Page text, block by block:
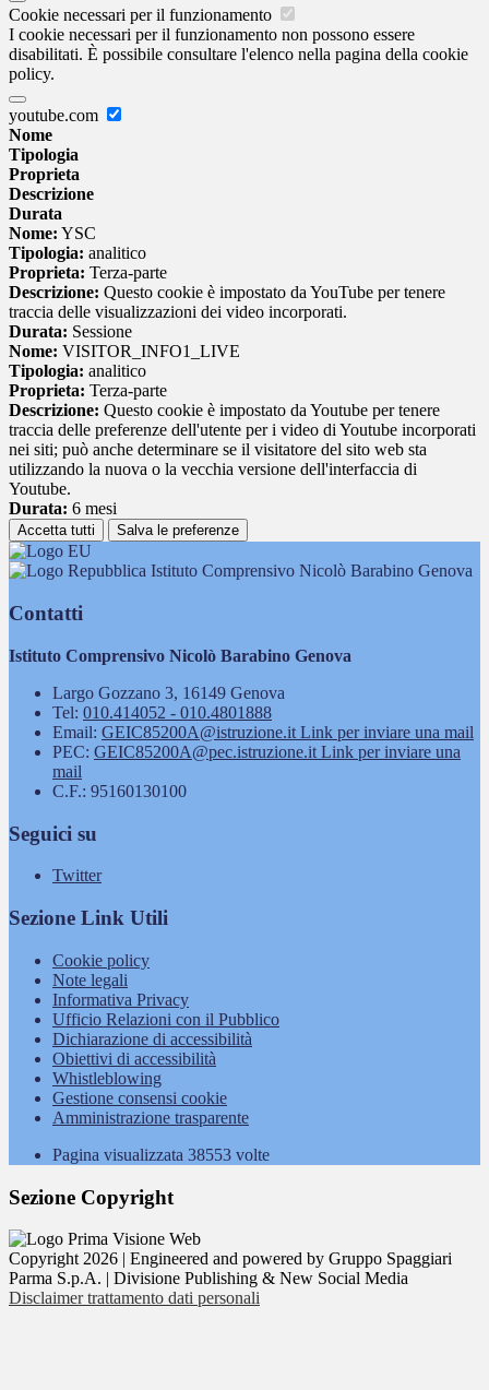
Cookie necessari per il funzionamento
I cookie necessari per il funzionamento non possono essere
disabilitati. È possibile consultare l'elenco nella pagina della cookie
policy.
youtube.com
Nome
Tipologia
Proprieta
Descrizione
Durata
Nome: YSC
Tipologia: analitico
Proprieta: Terza-parte
Descrizione: Questo cookie è impostato da YouTube per tenere
traccia delle visualizzazioni dei video incorporati.
Durata: Sessione
Nome: VISITOR_INFO1_LIVE
Tipologia: analitico
Proprieta: Terza-parte
Descrizione: Questo cookie è impostato da Youtube per tenere
traccia delle preferenze dell'utente per i video di Youtube incorporati
nei siti; può anche determinare se il visitatore del sito web sta
utilizzando la nuova o la vecchia versione dell'interfaccia di
Youtube.
Durata: 6 mesi
Accetta tutti Salva le preferenze
Istituto Comprensivo Nicolò Barabino Genova
Contatti
Istituto Comprensivo Nicolò Barabino Genova
Largo Gozzano 3, 16149 Genova
Tel: 010.414052 - 010.4801888
Email: GEIC85200A@istruzione.it Link per inviare una mail
PEC: GEIC85200A@pec.istruzione.it Link per inviare una
mail
C.F.: 95160130100
Seguici su
Twitter
Sezione Link Utili
Cookie policy
Note legali
Informativa Privacy
Ufficio Relazioni con il Pubblico
Dichiarazione di accessibilità
Obiettivi di accessibilità
Whistleblowing
Gestione consensi cookie
Amministrazione trasparente
Pagina visualizzata 38553 volte
Sezione Copyright
Copyright 2026 | Engineered and powered by Gruppo Spaggiari
Parma S.p.A. | Divisione Publishing & New Social Media
Disclaimer trattamento dati personali